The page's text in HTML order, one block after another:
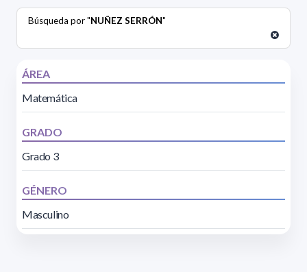
Búsqueda por "NUÑEZ SERRÓN"
ÁREA
Matemática
GRADO
Grado 3
GÉNERO
Masculino